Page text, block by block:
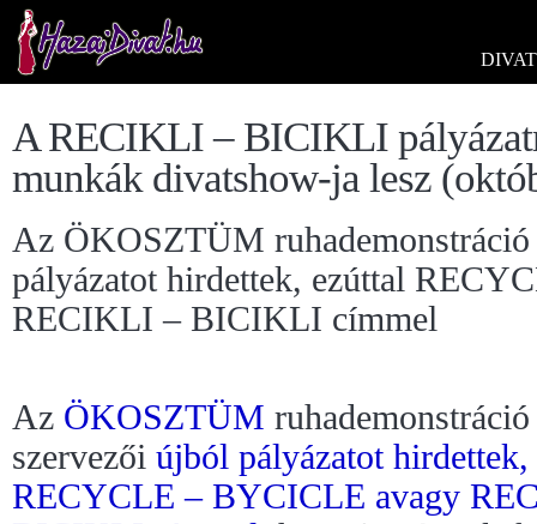
DIVAT
A RECIKLI – BICIKLI
munkák divatshow-ja lesz
Az ÖKOSZTÜM
pályázatot hirdettek, ezúttal
RECIKLI – BICIKLI címmel
Az ÖKOSZTÜM ruhademonstráció
szervezői újból pályázatot hirdettek,
RECYCLE – BYCICLE avagy